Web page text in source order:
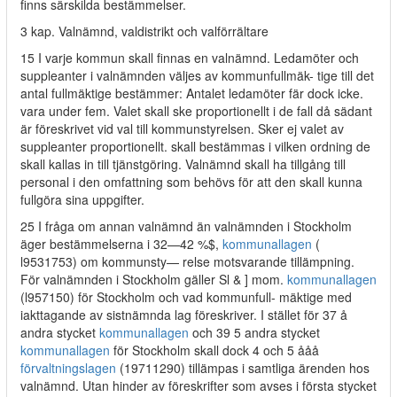
finns särskilda bestämmelser.
3 kap. Valnämnd, valdistrikt och valförrältare
15 I varje kommun skall finnas en valnämnd. Ledamöter och
suppleanter i valnämnden väljes av kommunfullmäk- tige till det
antal fullmäktige bestämmer: Antalet ledamöter fär dock icke.
vara under fem. Valet skall ske proportionellt i de fall då sädant
är föreskrivet vid val till kommunstyrelsen. Sker ej valet av
suppleanter proportionellt. skall bestämmas i vilken ordning de
skall kallas in till tjänstgöring. Valnämnd skall ha tillgång till
personal i den omfattning som behövs för att den skall kunna
fullgöra sina uppgifter.
25 I fråga om annan valnämnd än valnämnden i Stockholm
äger bestämmelserna i 32—42 %$, kommunallagen (
l9531753) om kommunsty— relse motsvarande tillämpning.
För valnämnden i Stockholm gäller Sl & ] mom. kommunallagen
(l957150) för Stockholm och vad kommunfull- mäktige med
iakttagande av sistnämnda lag föreskriver. I stället för 37 å
andra stycket kommunallagen och 39 5 andra stycket
kommunallagen för Stockholm skall dock 4 och 5 ååå
förvaltningslagen (19711290) tillämpas i samtliga ärenden hos
valnämnd. Utan hinder av föreskrifter som avses i första stycket